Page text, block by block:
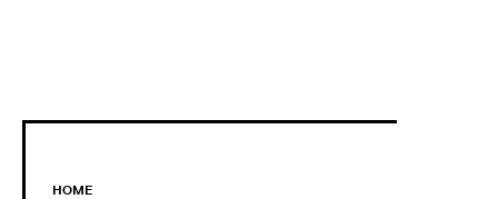
HOME